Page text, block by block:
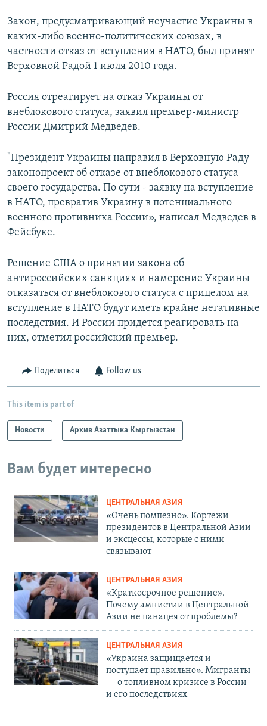
Закон, предусматривающий неучастие Украины в
каких-либо военно-политических союзах, в
частности отказ от вступления в НАТО, был принят
Верховной Радой 1 июля 2010 года.
Россия отреагирует на отказ Украины от
внеблокового статуса, заявил премьер-министр
России Дмитрий Медведев.
"Президент Украины направил в Верховную Раду
законопроект об отказе от внеблокового статуса
своего государства. По сути - заявку на вступление
в НАТО, превратив Украину в потенциального
военного противника России», написал Медведев в
Фейсбуке.
Решение США о принятии закона об
антироссийских санкциях и намерение Украины
отказаться от внеблокового статуса с прицелом на
вступление в НАТО будут иметь крайне негативные
последствия. И России придется реагировать на
них, отметил российский премьер.
Поделиться Follow us
This item is part of
Новости Архив Азаттыка Кыргызстан
Вам будет интересно
ЦЕНТРАЛЬНАЯ АЗИЯ
«Очень помпезно». Кортежи
президентов в Центральной Азии
и эксцессы, которые с ними
связывают
ЦЕНТРАЛЬНАЯ АЗИЯ
«Краткосрочное решение».
Почему амнистии в Центральной
Азии не панацея от проблемы?
ЦЕНТРАЛЬНАЯ АЗИЯ
«Украина защищается и
поступает правильно». Мигранты
— о топливном кризисе в России
и его последствиях